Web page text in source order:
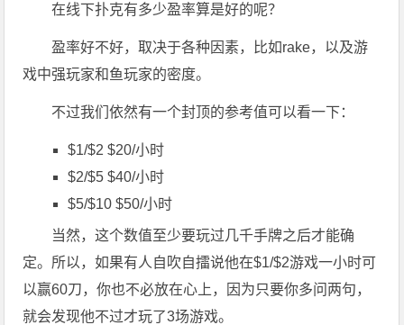
在线下扑克有多少盈率算是好的呢？
盈率好不好，取决于各种因素，比如rake，以及游
戏中强玩家和鱼玩家的密度。
不过我们依然有一个封顶的参考值可以看一下：
$1/$2 $20/小时
$2/$5 $40/小时
$5/$10 $50/小时
当然，这个数值至少要玩过几千手牌之后才能确
定。所以，如果有人自吹自擂说他在$1/$2游戏一小时可
以赢60刀，你也不必放在心上，因为只要你多问两句，
就会发现他不过才玩了3场游戏。